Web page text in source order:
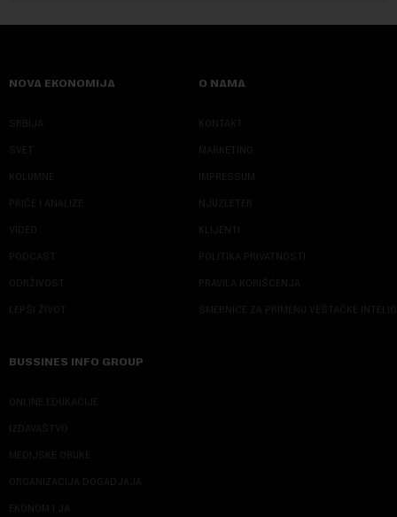
NOVA EKONOMIJA
SRBIJA
SVET
KOLUMNE
PRIČE I ANALIZE
VIDEO
PODCAST
ODRŽIVOST
LEPŠI ŽIVOT
O NAMA
KONTAKT
MARKETING
IMPRESSUM
NJUZLETER
KLIJENTI
POLITIKA PRIVATNOSTI
PRAVILA KORIŠĆENJA
SMERNICE ZA PRIMENU VEŠTAČKE
BUSSINES INFO GROUP
ONLINE EDUKACIJE
IZDAVAŠTVO
MEDIJSKE OBUKE
ORGANIZACIJA DOGADJAJA
EKONOM I JA